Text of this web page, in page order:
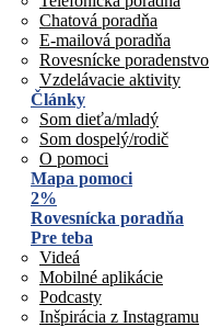
Chatová poradňa
E-mailová poradňa
Rovesnícke poradenstvo
Vzdelávacie aktivity
Články
Som dieťa/mladý
Som dospelý/rodič
O pomoci
Mapa pomoci
2%
Rovesnícka poradňa
Pre teba
Videá
Mobilné aplikácie
Podcasty
Inšpirácia z Instagramu